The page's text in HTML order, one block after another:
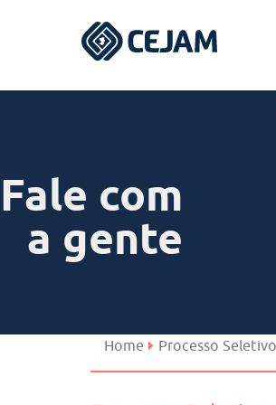
Ferraz
São
Fale com
a gente
Home Processo Seletivo